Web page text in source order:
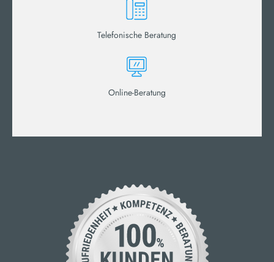
Telefonische Beratung
Online-Beratung